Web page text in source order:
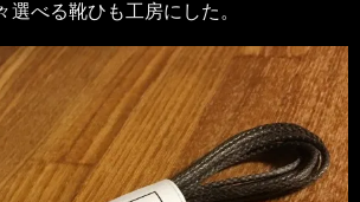
選べる靴ひも工房にした。